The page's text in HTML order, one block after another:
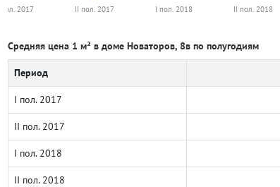
I пол. 2017 II пол. 2017 I пол. 2018 II пол. 2018
Средняя цена 1 м² в доме Новаторов, 8в по полугодиям
Период
I пол. 2017
II пол. 2017
I пол. 2018
II пол. 2018